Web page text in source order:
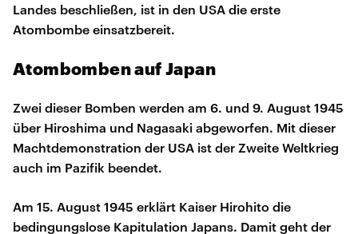
Landes beschließen, ist in den USA die erste
Atombombe einsatzbereit.
Atombomben auf Japan
Zwei dieser Bomben werden am 6. und 9. August 1945
über Hiroshima und Nagasaki abgeworfen. Mit dieser
Machtdemonstration der USA ist der Zweite Weltkrieg
auch im Pazifik beendet.
Am 15. August 1945 erklärt Kaiser Hirohito die
bedingungslose Kapitulation Japans. Damit geht der